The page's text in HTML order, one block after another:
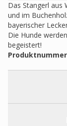
Das Stangerl aus
und im
bayerischer
Die Hunde
begeistert!